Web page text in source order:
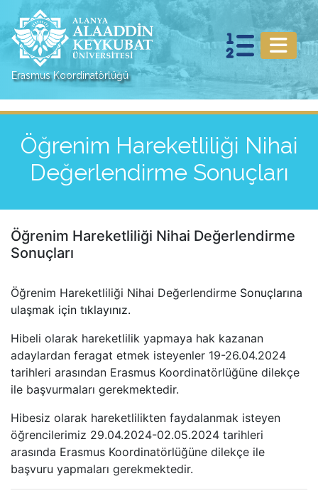
Erasmus Koordinatörlüğü
Öğrenim Hareketliliği Nihai
Değerlendirme Sonuçları
Öğrenim Hareketliliği Nihai Değerlendirme
Sonuçları
Öğrenim Hareketliliği Nihai Değerlendirme Sonuçlarına
ulaşmak için tıklayınız.
Hibeli olarak hareketlilik yapmaya hak kazanan
adaylardan feragat etmek isteyenler 19-26.04.2024
tarihleri arasından Erasmus Koordinatörlüğüne dilekçe
ile başvurmaları gerekmektedir.
Hibesiz olarak hareketlilikten faydalanmak isteyen
öğrencilerimiz 29.04.2024-02.05.2024 tarihleri
arasında Erasmus Koordinatörlüğüne dilekçe ile
başvuru yapmaları gerekmektedir.